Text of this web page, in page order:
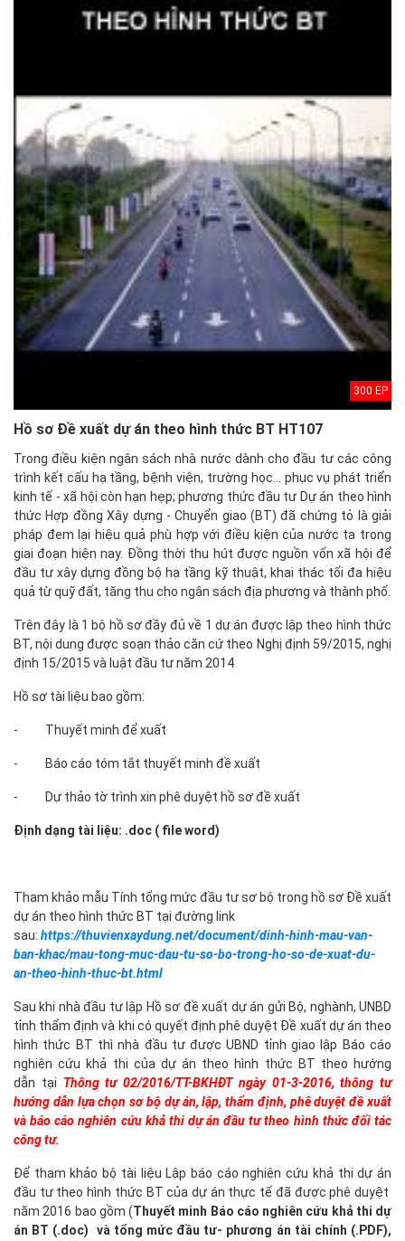
300 EP
Hồ sơ Đề xuất dự án theo hình thức BT HT107
Trong điều kiện ngân sách nhà nước dành cho đầu tư các công
trình kết cấu hạ tầng, bệnh viện, trường học... phục vụ phát triển
kinh tế - xã hội còn hạn hẹp; phương thức đầu tư Dự án theo hình
thức Hợp đồng Xây dựng - Chuyển giao (BT) đã chứng tỏ là giải
pháp đem lại hiệu quả phù hợp với điều kiện của nước ta trong
giai đoạn hiện nay. Đồng thời thu hút được nguồn vốn xã hội để
đầu tư xây dựng đồng bộ hạ tầng kỹ thuật, khai thác tối đa hiệu
quả từ quỹ đất, tăng thu cho ngân sách địa phương và thành phố.
Trên đây là 1 bộ hồ sơ đầy đủ về 1 dự án được lập theo hình thức
BT, nội dung được soạn thảo căn cứ theo Nghị định 59/2015, nghị
định 15/2015 và luật đầu tư năm 2014
Hồ sơ tài liệu bao gồm:
- Thuyết minh để xuất
- Báo cáo tóm tắt thuyết minh đề xuất
- Dự thảo tờ trình xin phê duyệt hồ sơ đề xuất
Định dạng tài liệu: .doc ( file word)
Tham khảo mẫu Tính tổng mức đầu tư sơ bộ trong hồ sơ Đề xuất
dự án theo hình thức BT tại đường link
sau: https://thuvienxaydung.net/document/dinh-hinh-mau-van-
ban-khac/mau-tong-muc-dau-tu-so-bo-trong-ho-so-de-xuat-du-
an-theo-hinh-thuc-bt.html
Sau khi nhà đầu tư lập Hồ sơ đề xuất dự án gửi Bộ, nghành, UNBD
tỉnh thẩm định và khi có quyết định phê duyệt Đề xuất dự án theo
hình thức BT thì nhà đầu tư được UBND tỉnh giao lập Báo cáo
nghiên cứu khả thi của dự án theo hình thức BT theo hướng
dẫn tại Thông tư 02/2016/TT-BKHĐT ngày 01-3-2016, thông tư
hướng dẫn lựa chọn sơ bộ dự án, lập, thẩm định, phê duyệt đề xuất
và báo cáo nghiên cứu khả thi dự án đầu tư theo hình thức đối tác
công tư.
Để tham khảo bộ tài liệu Lập báo cáo nghiên cứu khả thi dự án
đầu tư theo hình thức BT của dự án thực tế đã được phê duyệt
năm 2016 bao gồm (Thuyết minh Báo cáo nghiên cứu khả thi dự
án BT (.doc) và tổng mức đầu tư- phương án tài chính (.PDF),